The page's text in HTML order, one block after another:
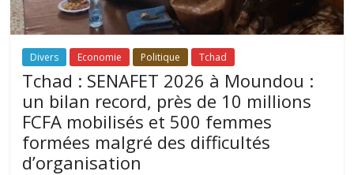
Divers Economie Politique Tchad
Tchad : SENAFET 2026 à Moundou :
un bilan record, près de 10 millions
FCFA mobilisés et 500 femmes
formées malgré des difficultés
d’organisation